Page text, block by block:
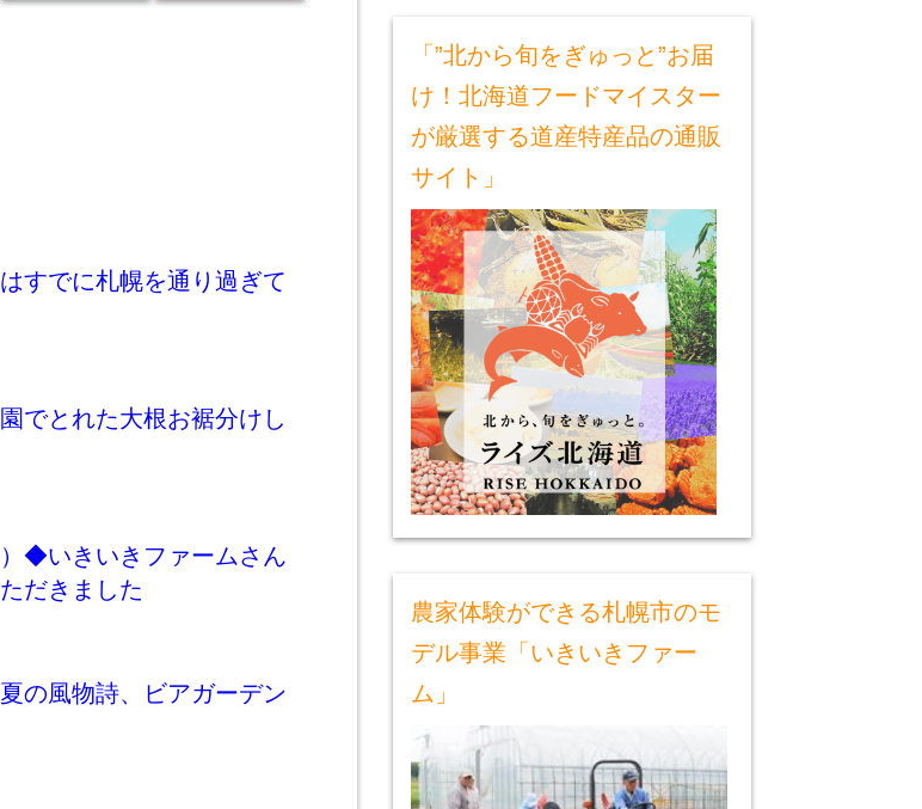
すでに札幌を通り過ぎて
でとれた大根お裾分けし
◆いきいきファームさん
だきました
の風物詩、ビアガーデン
「”北から旬をぎゅっと”お届
け！北海道フードマイスター
が厳選する道産特産品の通販
サイト」
農家体験ができる札幌市のモ
デル事業「いきいきファー
ム」